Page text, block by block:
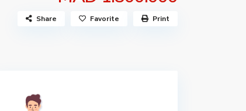
Share Favorite Print